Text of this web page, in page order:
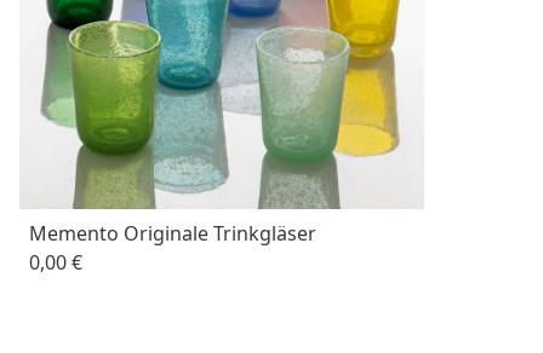
Memento Originale Trinkgläser
0,00 €